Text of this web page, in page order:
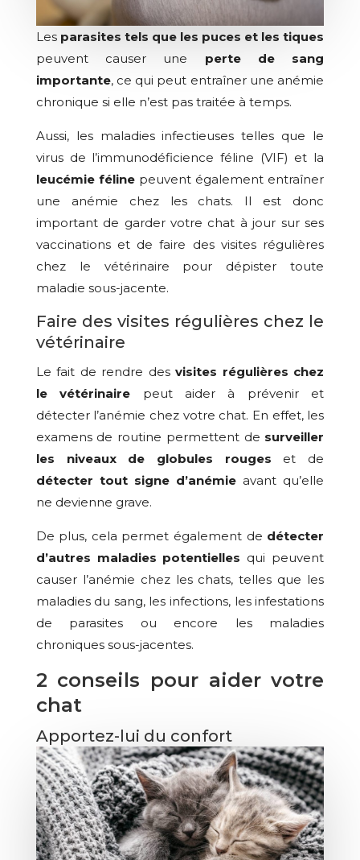
Les parasites tels que les puces et les tiques
peuvent causer une perte de sang
importante, ce qui peut entraîner une anémie
chronique si elle n’est pas traitée à temps.
Aussi, les maladies infectieuses telles que le
virus de l’immunodéficience féline (VIF) et la
leucémie félinepeuvent également entraîner
une anémie chez les chats. Il est donc
important de garder votre chat à jour sur ses
vaccinations et de faire des visites régulières
chez le vétérinaire pour dépister toute
maladie sous-jacente.
Faire des visites régulières chez le
vétérinaire
Le fait de rendre desvisites régulières chez
le vétérinaire peut aider à prévenir et
détecter l’anémie chez votre chat. En effet, les
examens de routine permettent de surveiller
les niveaux de globules rouges et de
détecter tout signe d’anémie avant qu’elle
ne devienne grave.
De plus, cela permet également de détecter
d’autres maladies potentielles qui peuvent
causer l’anémie chez les chats, telles que les
maladies du sang, les infections, les infestations
de parasites ou encore les maladies
chroniques sous-jacentes.
2 conseils pour aider votre
chat
Apportez-lui du confort